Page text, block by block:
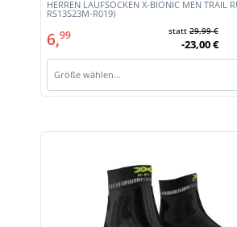
HERREN LAUFSOCKEN X-BIONIC MEN TRAIL
RS13S23M-R019)
6,99 statt29,99 €
-23,00 €
Größe wählen…